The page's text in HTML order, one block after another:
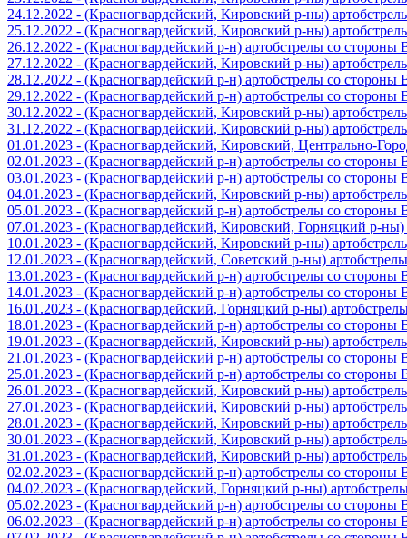
24.12.2022 - (Красногвардейский, Кировский р-ны)
25.12.2022 - (Красногвардейский, Кировский р-ны)
26.12.2022 - (Красногвардейский р-н) артобстрелы со
27.12.2022 - (Красногвардейский, Кировский р-ны)
28.12.2022 - (Красногвардейский р-н) артобстрелы со
29.12.2022 - (Красногвардейский р-н) артобстрелы со
30.12.2022 - (Красногвардейский, Кировский р-ны)
31.12.2022 - (Красногвардейский, Кировский р-ны)
01.01.2023 - (Красногвардейский, Кировский, Центрально-
02.01.2023 - (Красногвардейский р-н) артобстрелы со
03.01.2023 - (Красногвардейский р-н) артобстрелы со
04.01.2023 - (Красногвардейский, Кировский р-ны)
05.01.2023 - (Красногвардейский р-н) артобстрелы со
07.01.2023 - (Красногвардейский, Кировский, Горняцкий р-
10.01.2023 - (Красногвардейский, Кировский р-ны)
12.01.2023 - (Красногвардейский, Советский р-ны)
13.01.2023 - (Красногвардейский р-н) артобстрелы со
14.01.2023 - (Красногвардейский р-н) артобстрелы со
16.01.2023 - (Красногвардейский, Горняцкий р-ны)
18.01.2023 - (Красногвардейский р-н) артобстрелы со
19.01.2023 - (Красногвардейский, Кировский р-ны)
21.01.2023 - (Красногвардейский р-н) артобстрелы со
25.01.2023 - (Красногвардейский р-н) артобстрелы со
26.01.2023 - (Красногвардейский, Кировский р-ны)
27.01.2023 - (Красногвардейский, Кировский р-ны)
28.01.2023 - (Красногвардейский, Кировский р-ны)
30.01.2023 - (Красногвардейский, Кировский р-ны)
31.01.2023 - (Красногвардейский, Кировский р-ны)
02.02.2023 - (Красногвардейский р-н) артобстрелы со
04.02.2023 - (Красногвардейский, Горняцкий р-ны)
05.02.2023 - (Красногвардейский р-н) артобстрелы со
06.02.2023 - (Красногвардейский р-н) артобстрелы со